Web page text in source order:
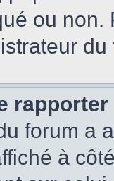
ou non.
du
forum a
à